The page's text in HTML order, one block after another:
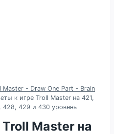
Master - Draw One Part - Brain
к игре Troll Master на 421,
429 и 430 уровень
Master на